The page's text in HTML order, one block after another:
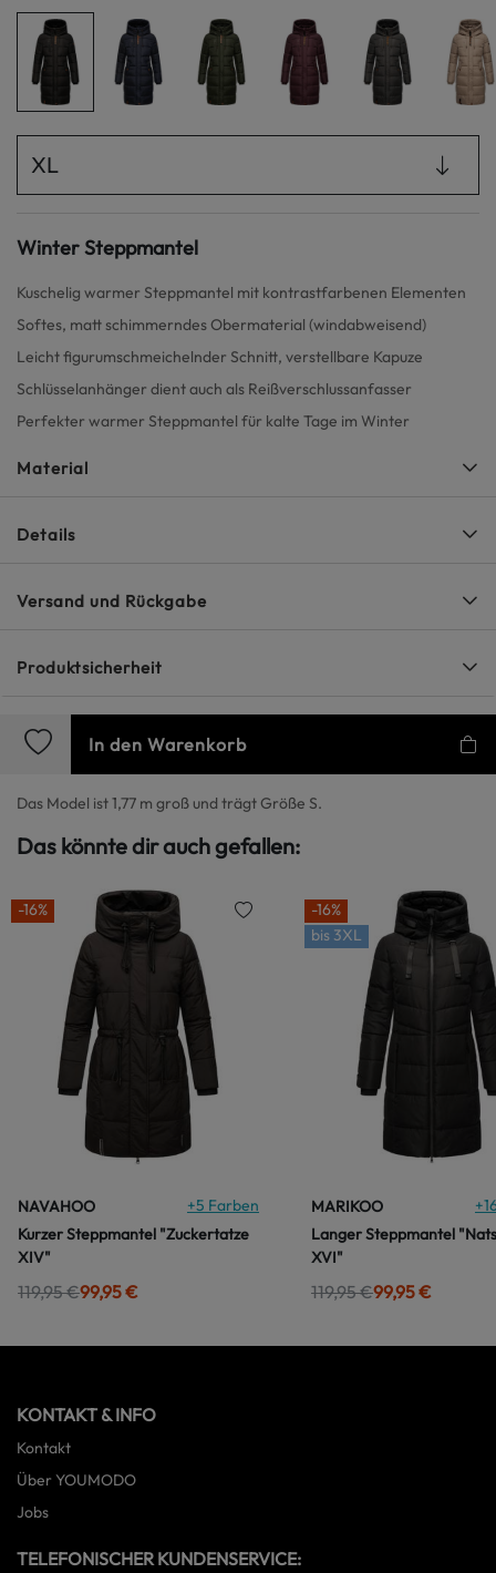
XL
Winter Steppmantel
Kuschelig warmer Steppmantel mit kontrastfarbenen Elementen
Softes, matt schimmerndes Obermaterial (windabweisend)
Leicht figurumschmeichelnder Schnitt, verstellbare Kapuze
Schlüsselanhänger dient auch als Reißverschlussanfasser
Perfekter warmer Steppmantel für kalte Tage im Winter
Material
Details
Versand und Rückgabe
Produktsicherheit
In den Warenkorb
Das Model ist 1,77 m groß und trägt Größe S.
Das könnte dir auch gefallen:
-16%
NAVAHOO +5 Farben
Kurzer Steppmantel "Zuckertatze
XIV"
119,95 €99,95 €
-16%
bis 3XL
MARIKOO +
Langer Steppmantel
XVI"
119,95 €99,95 €
KONTAKT & INFO
Kontakt
Über YOUMODO
Jobs
TELEFONISCHER KUNDENSERVICE: